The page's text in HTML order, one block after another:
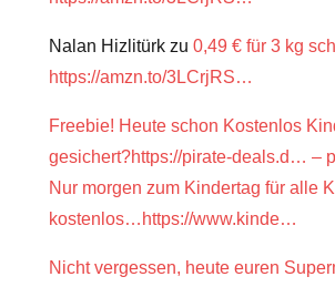
Nalan Hizlitürk zu 0,49 € für 3 kg
https://amzn.to/3LCrjRS…
Freebie! Heute schon Kostenlos
gesichert?https://pirate-deals.d… –
Nur morgen zum Kindertag für alle
kostenlos…https://www.kinde…
Nicht vergessen, heute euren